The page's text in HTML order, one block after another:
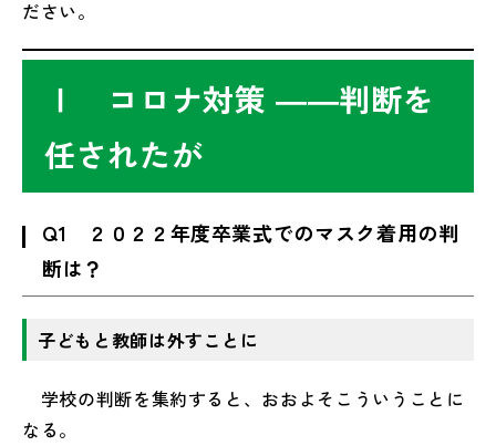
ださい。
Ⅰ コロナ対策 ――判断を
任されたが
Q1 ２０２２年度卒業式でのマスク着用の判
断は？
子どもと教師は外すことに
学校の判断を集約すると、おおよそこういうことに
なる。